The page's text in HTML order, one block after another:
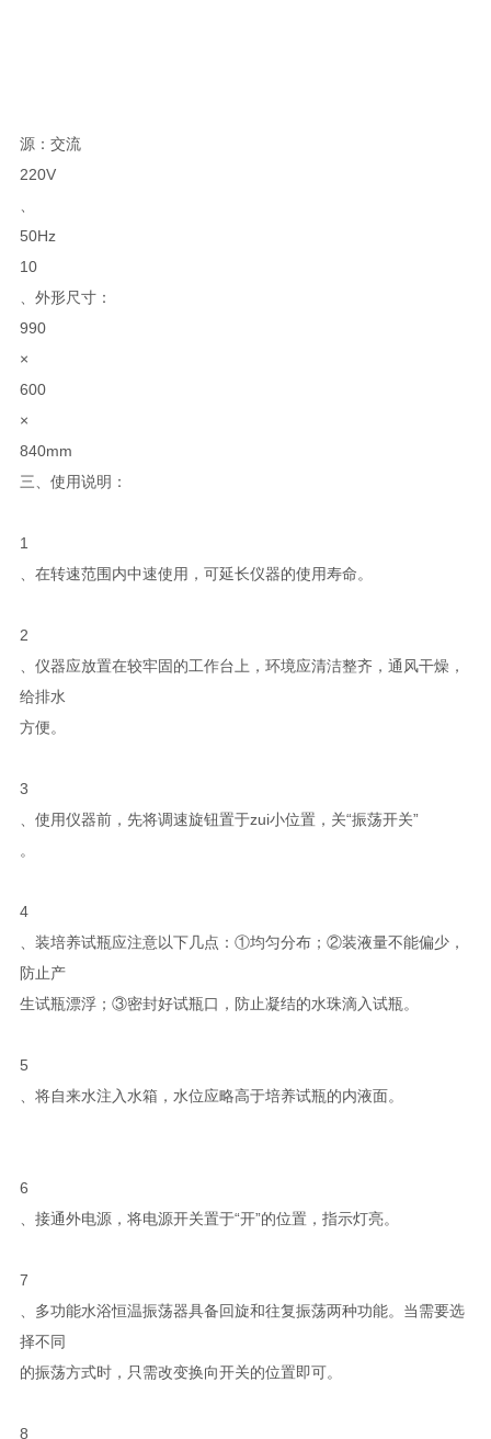
源：交流
220V
50Hz
10
、外形尺寸：
990
×
600
×
840mm
三、使用说明：
1
、在转速范围内中速使用，可延长仪器的使用寿命。
2
、仪器应放置在较牢固的工作台上，环境应清洁整齐，通风干燥，
给排水
方便。
3
、使用仪器前，先将调速旋钮置于zui小位置，关“振荡开关”
。
4
、装培养试瓶应注意以下几点：①均匀分布；②装液量不能偏少，
防止产
生试瓶漂浮；③密封好试瓶口，防止凝结的水珠滴入试瓶。
5
、将自来水注入水箱，水位应略高于培养试瓶的内液面。
6
、接通外电源，将电源开关置于“开”的位置，指示灯亮。
7
、多功能水浴恒温振荡器具备回旋和往复振荡两种功能。当需要选
择不同
的振荡方式时，只需改变换向开关的位置即可。
8